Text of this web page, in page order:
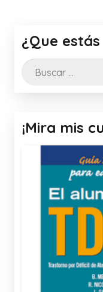
¿Que
Buscar:
¡Mira mis